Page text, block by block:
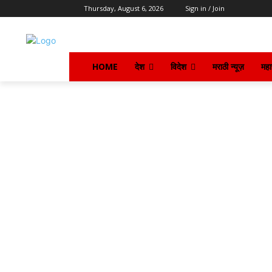
Thursday, August 6, 2026 Sign in / Join
HOME देश विदेश मराठी न्यूज़